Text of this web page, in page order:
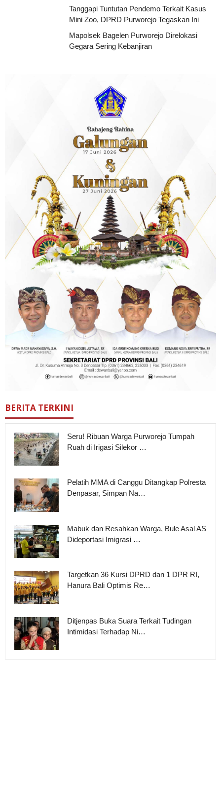
Tanggapi Tuntutan Pendemo Terkait Kasus
Mini Zoo, DPRD Purworejo Tegaskan Ini
Mapolsek Bagelen Purworejo Direlokasi
Gegara Sering Kebanjiran
BERITA TERKINI
Seru! Ribuan Warga Purworejo Tumpah
Ruah di Irigasi Silekor …
Pelatih MMA di Canggu Ditangkap Polresta
Denpasar, Simpan Na…
Mabuk dan Resahkan Warga, Bule Asal AS
Dideportasi Imigrasi …
Targetkan 36 Kursi DPRD dan 1 DPR RI,
Hanura Bali Optimis Re…
Ditjenpas Buka Suara Terkait Tudingan
Intimidasi Terhadap Ni…